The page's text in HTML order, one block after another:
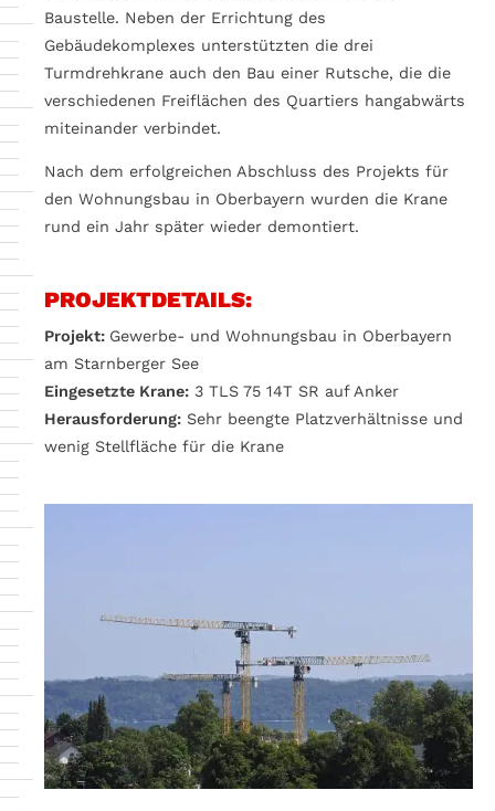
Baustelle. Neben der Errichtung des
Gebäudekomplexes unterstützten die drei
Turmdrehkrane auch den Bau einer Rutsche, die die
verschiedenen Freiflächen des Quartiers hangabwärts
miteinander verbindet.
Nach dem erfolgreichen Abschluss des Projekts für
den Wohnungsbau in Oberbayern wurden die Krane
rund ein Jahr später wieder demontiert.
PROJEKTDETAILS:
Projekt: Gewerbe- und Wohnungsbau in Oberbayern
am Starnberger See
Eingesetzte Krane: 3 TLS 75 14T SR auf Anker
Herausforderung: Sehr beengte Platzverhältnisse und
wenig Stellfläche für die Krane